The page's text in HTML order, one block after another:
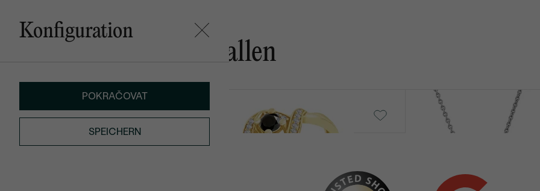
Konfiguration
POKRAČOVAT
SPEICHERN
Das könnte Ihnen gefallen
von € 919 von € 419
Vicky
von € 639